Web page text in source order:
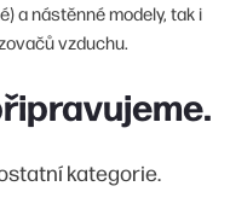
a nástěnné modely, tak i
vzduchu.
kategorie.